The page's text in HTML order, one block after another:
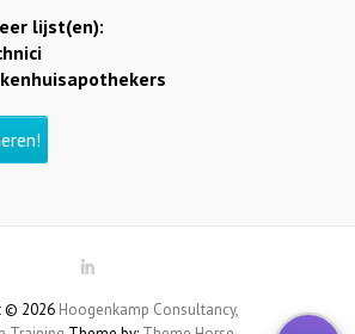
lijst(en):
© 2026 Hoogenkamp Consultancy,